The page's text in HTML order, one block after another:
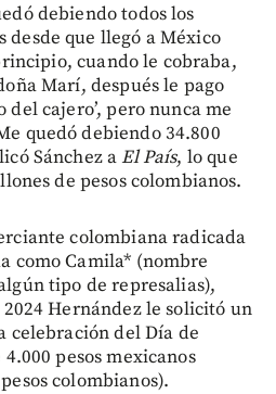
debiendo todos los
desde que llegó a México
cuando le cobraba,
Marí, después le pago
cajero’, pero nunca me
quedó debiendo 34.800
Sánchez aEl País, lo que
de pesos colombianos.
colombiana radicada
como Camila* (nombre
tipo de represalias),
Hernández le solicitó un
celebración del Día de
pesos mexicanos
colombianos).